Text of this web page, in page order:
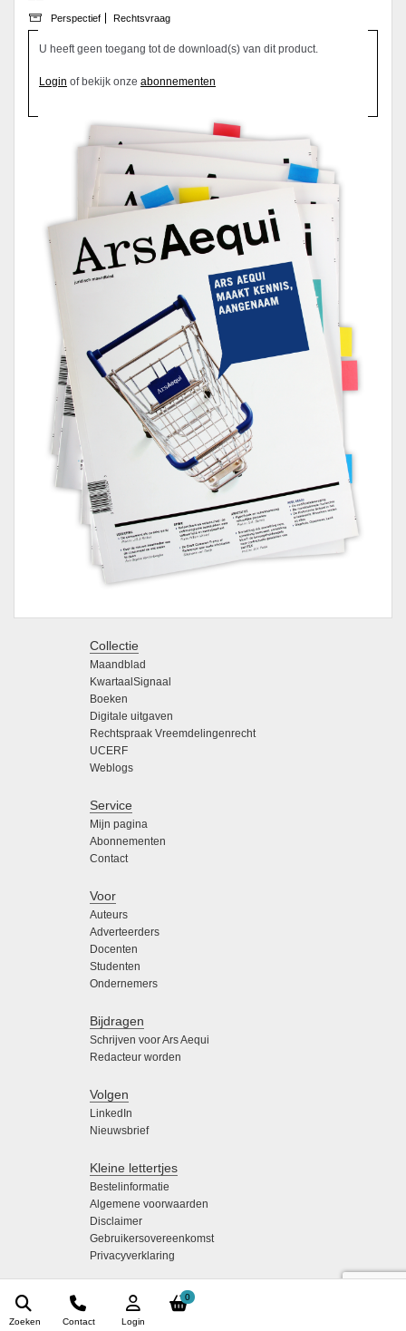
0
Login
Contact
Zoeken
Perspectief Rechtsvraag
U heeft geen toegang tot de download(s) van dit product.
Login of bekijk onze abonnementen
Collectie
Maandblad
KwartaalSignaal
Boeken
Digitale uitgaven
Rechtspraak Vreemdelingenrecht
UCERF
Weblogs
Service
Mijn pagina
Abonnementen
Contact
Voor
Auteurs
Adverteerders
Docenten
Studenten
Ondernemers
Bijdragen
Schrijven voor Ars Aequi
Redacteur worden
Volgen
LinkedIn
Nieuwsbrief
Kleine lettertjes
Bestelinformatie
Algemene voorwaarden
Disclaimer
Gebruikersovereenkomst
Privacyverklaring